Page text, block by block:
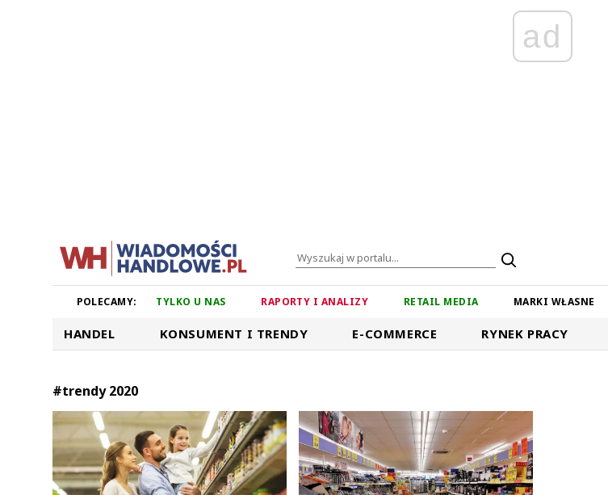
ad
POLECAMY: TYLKO U NAS RAPORTY I ANALIZY RETAIL MEDIA MARKI WŁASNE
HANDEL KONSUMENT I TRENDY E-COMMERCE RYNEK PRACY
#trendy 2020